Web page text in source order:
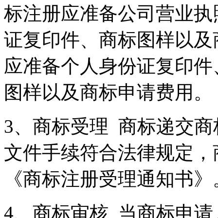
标注册应准备公司营业
证复印件、商标图样以
应准备个人身份证复印
图样以及商标申请费用。
3、商标受理 商标递交
文件手续符合法律规定
《商标注册受理通知书》
4、商标审核 当商标申